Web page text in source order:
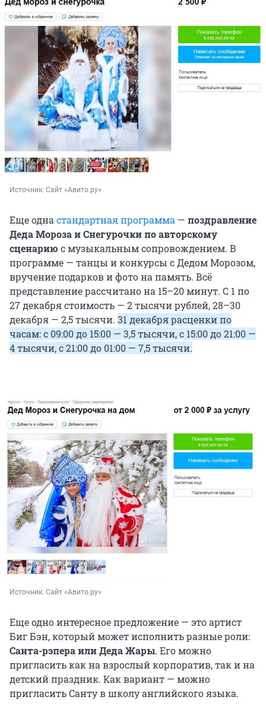
Источник: Сайт «Авито.ру»
Еще однастандартная программа — поздравление
Деда Мороза и Снегурочки по авторскому
сценариюс музыкальным сопровождением. В
программе — танцы и конкурсы с Дедом Морозом,
вручение подарков и фото на память. Всё
представление рассчитано на 15–20 минут. С 1 по
27 декабря стоимость — 2 тысячи рублей, 28–30
декабря — 2,5 тысячи. 31 декабря расценки по
часам: с 09:00 до 15:00 — 3,5 тысячи, с 15:00 до 21:00 —
4 тысячи, с 21:00 до 01:00 — 7,5 тысячи.
Источник: Сайт «Авито.ру»
Еще одно интересное предложение — это артист
Биг Бэн, который может исполнить разные роли:
Санта-рэпера или Деда Жары. Его можно
пригласить как на взрослый корпоратив, так и на
детский праздник. Как вариант — можно
пригласить Санту в школу английского языка.